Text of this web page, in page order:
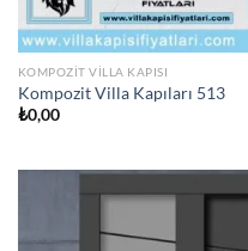
KOMPOZIT VILLA KAPISI
Kompozit Villa Kapıları 513
₺0,00